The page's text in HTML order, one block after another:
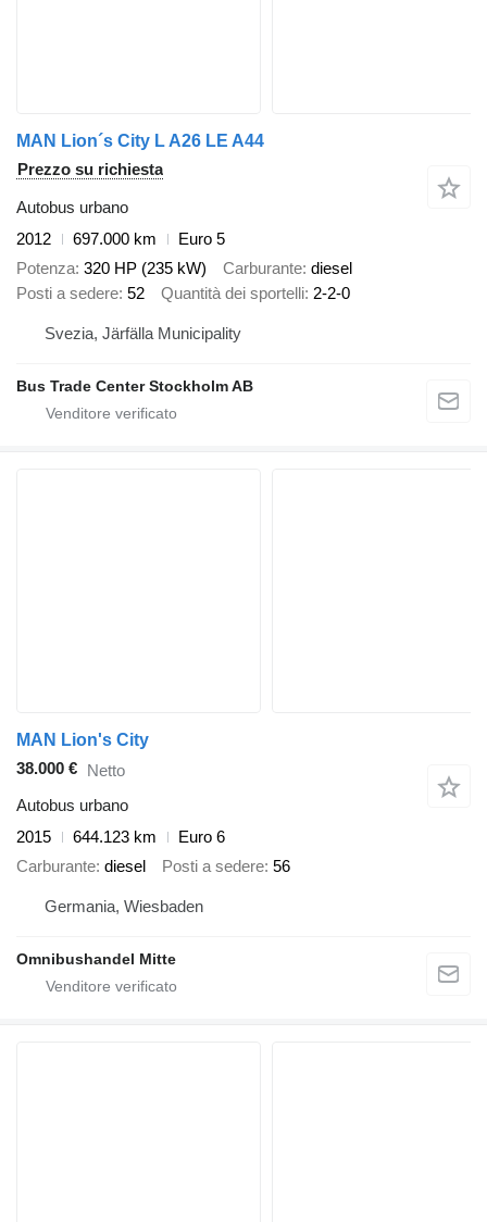
MAN Lion´s City L A26 LE A44
Prezzo su richiesta
Autobus urbano
2012
697.000 km
Euro 5
Potenza 320 HP (235 kW) Carburante diesel
Posti a sedere 52 Quantità dei sportelli 2-2-0
Svezia, Järfälla Municipality
Bus Trade Center Stockholm AB
MAN Lion's City
38.000 € Netto
Autobus urbano
2015
644.123 km
Euro 6
Carburante diesel Posti a sedere 56
Germania, Wiesbaden
Omnibushandel Mitte